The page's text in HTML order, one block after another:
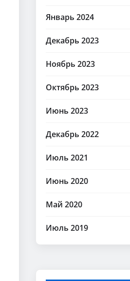
Январь 2024
Декабрь 2023
Ноябрь 2023
Октябрь 2023
Июнь 2023
Декабрь 2022
Июль 2021
Июнь 2020
Май 2020
Июль 2019